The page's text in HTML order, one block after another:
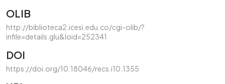
OLIB
http://biblioteca2.icesi.edu.co/cgi-olib/?
infile=details.glu&loid=252341
DOI
https://doi.org/10.18046/recs.i10.1355